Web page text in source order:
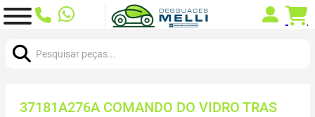
37181A276A COMANDO DO VIDRO TRAS